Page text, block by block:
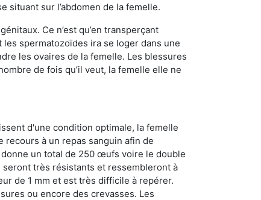
situant sur l’abdomen de la femelle.
Ce n’est qu’en transperçant
spermatozoïdes ira se loger dans une
les ovaires de la femelle. Les blessures
de fois qu’il veut, la femelle elle ne
d'une condition optimale, la femelle
à un repas sanguin afin de
un total de 250 œufs voire le double
très résistants et ressembleront à
de 1 mm et est très difficile à repérer.
ou encore des crevasses. Les